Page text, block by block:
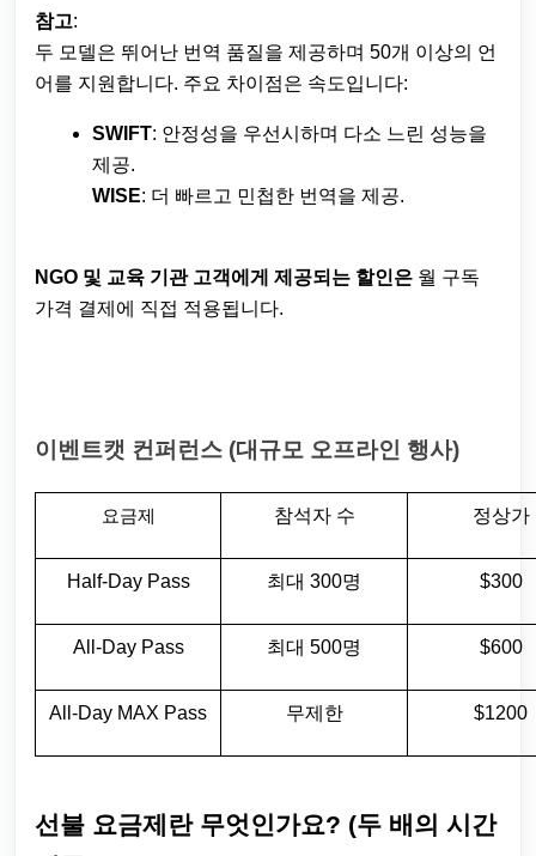
참고:
두 모델은 뛰어난 번역 품질을 제공하며 50개 이상의 언
어를 지원합니다. 주요 차이점은 속도입니다:
SWIFT: 안정성을 우선시하며 다소 느린 성능을
제공.
WISE: 더 빠르고 민첩한 번역을 제공.
NGO 및 교육 기관 고객에게 제공되는 할인은 월 구독
가격 결제에 직접 적용됩니다.
이벤트캣 컨퍼런스 (대규모 오프라인 행사)
요금제 참석자 수 정상가
Half-Day Pass 최대 300명 $300
All-Day Pass 최대 500명 $600
All-Day MAX Pass 무제한 $1200
선불 요금제란 무엇인가요? (두 배의 시간